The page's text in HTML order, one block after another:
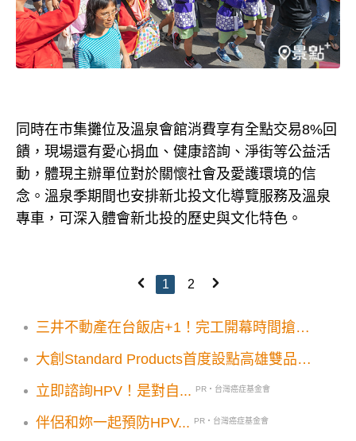
同時在市集攤位及溫泉會館消費享有全點交易8%回
饋，現場還有愛心捐血、健康諮詢、淨街等公益活
動，體現主辦單位對於關懷社會及愛護環境的信
念。溫泉季期間也安排新北投文化導覽服務及溫泉
專車，可深入體會新北投的歷史與文化特色。
1 2
三井不動產在台飯店+1！完工開幕時間搶先
大創Standard Products首度設點高雄雙品牌
立即諮詢HPV！是對自...
PR・台灣癌症基金會
伴侶和妳一起預防HPV... PR・台灣癌症基金會